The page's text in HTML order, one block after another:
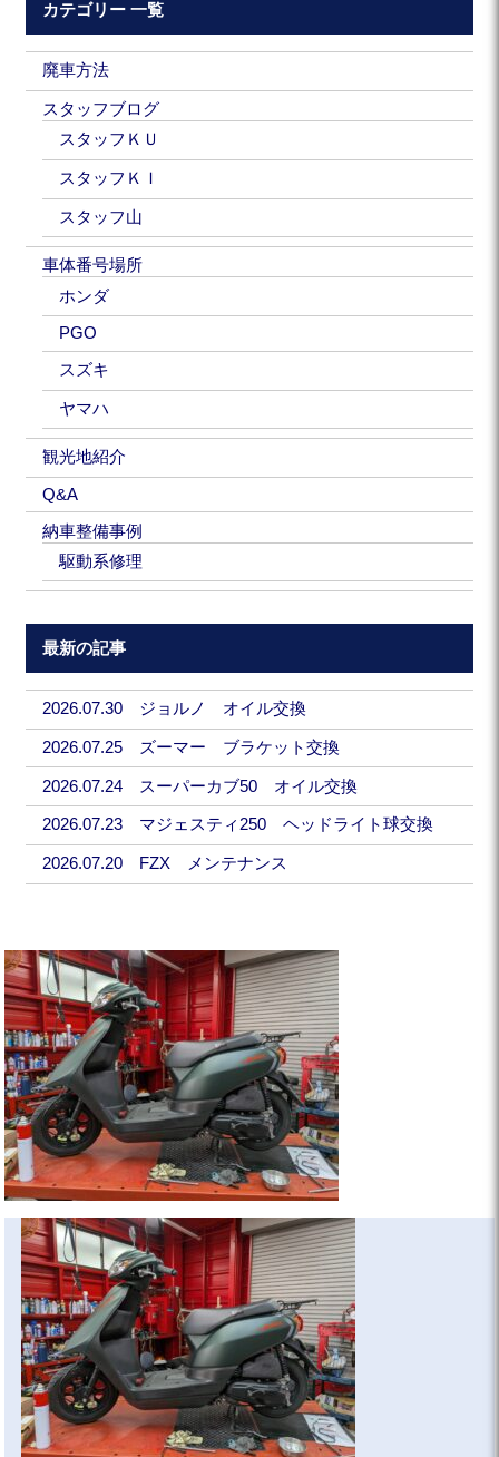
カテゴリー 一覧
廃車方法
スタッフブログ
スタッフＫＵ
スタッフＫＩ
スタッフ山
車体番号場所
ホンダ
PGO
スズキ
ヤマハ
観光地紹介
Q&A
納車整備事例
駆動系修理
最新の記事
2026.07.30 ジョルノ オイル交換
2026.07.25 ズーマー ブラケット交換
2026.07.24 スーパーカブ50 オイル交換
2026.07.23 マジェスティ250 ヘッドライト球交換
2026.07.20 FZX メンテナンス